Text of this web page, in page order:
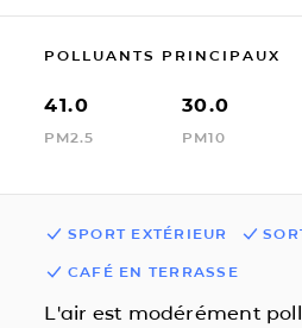
POLLUANTS PRINCIPAUX
41.0
PM2.5
30.0
PM10
SPORT EXTÉRIEUR
CAFÉ EN TERRASSE
L'air est modérément